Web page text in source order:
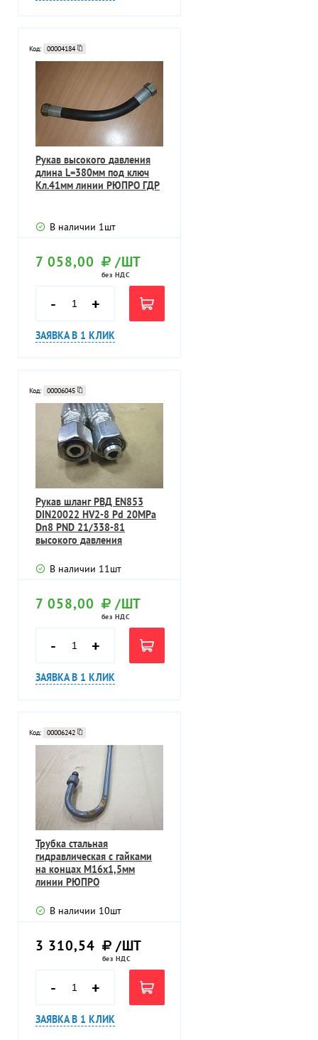
Код: 00004184
Рукав высокого давления
длина L=380мм под ключ
Кл.41мм линии РЮПРО ГДР
В наличии 1шт
7 058,00 /ШТ
без НДС
- +
ЗАЯВКА В 1 КЛИК
Код: 00006045
Рукав шланг РВД EN853
DIN20022 HV2-8 Pd 20MPa
Dn8 PND 21/338-81
высокого давления
В наличии 11шт
7 058,00 /ШТ
без НДС
- +
ЗАЯВКА В 1 КЛИК
Код: 00006242
Трубка стальная
гидравлическая с гайками
на концах М16х1,5мм
линии РЮПРО
В наличии 10шт
3 310,54 /ШТ
без НДС
- +
ЗАЯВКА В 1 КЛИК